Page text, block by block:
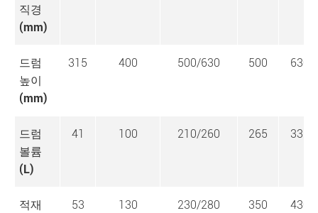
직경
(mm)
드럼
높이
(mm)
315 400 500/630 500 630
드럼
볼륨
(L)
41 100 210/260 265 335
적재
53 130 230/280 350 430